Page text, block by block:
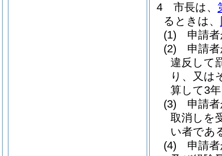
4
市長は、
るときは、
(1)
申請
(2)
申請
違反して
り、又は
算して3
(3)
申請
取消しを
い者であ
(4)
申請